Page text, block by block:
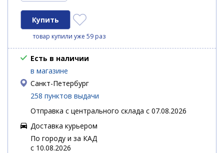
товар купили уже 59 раз
Есть в наличии
в магазине
Санкт-Петербург
258 пунктов выдачи
Отправка с центрального склада с 07.08.2026
Доставка курьером
По городу и за КАД
c 10.08.2026